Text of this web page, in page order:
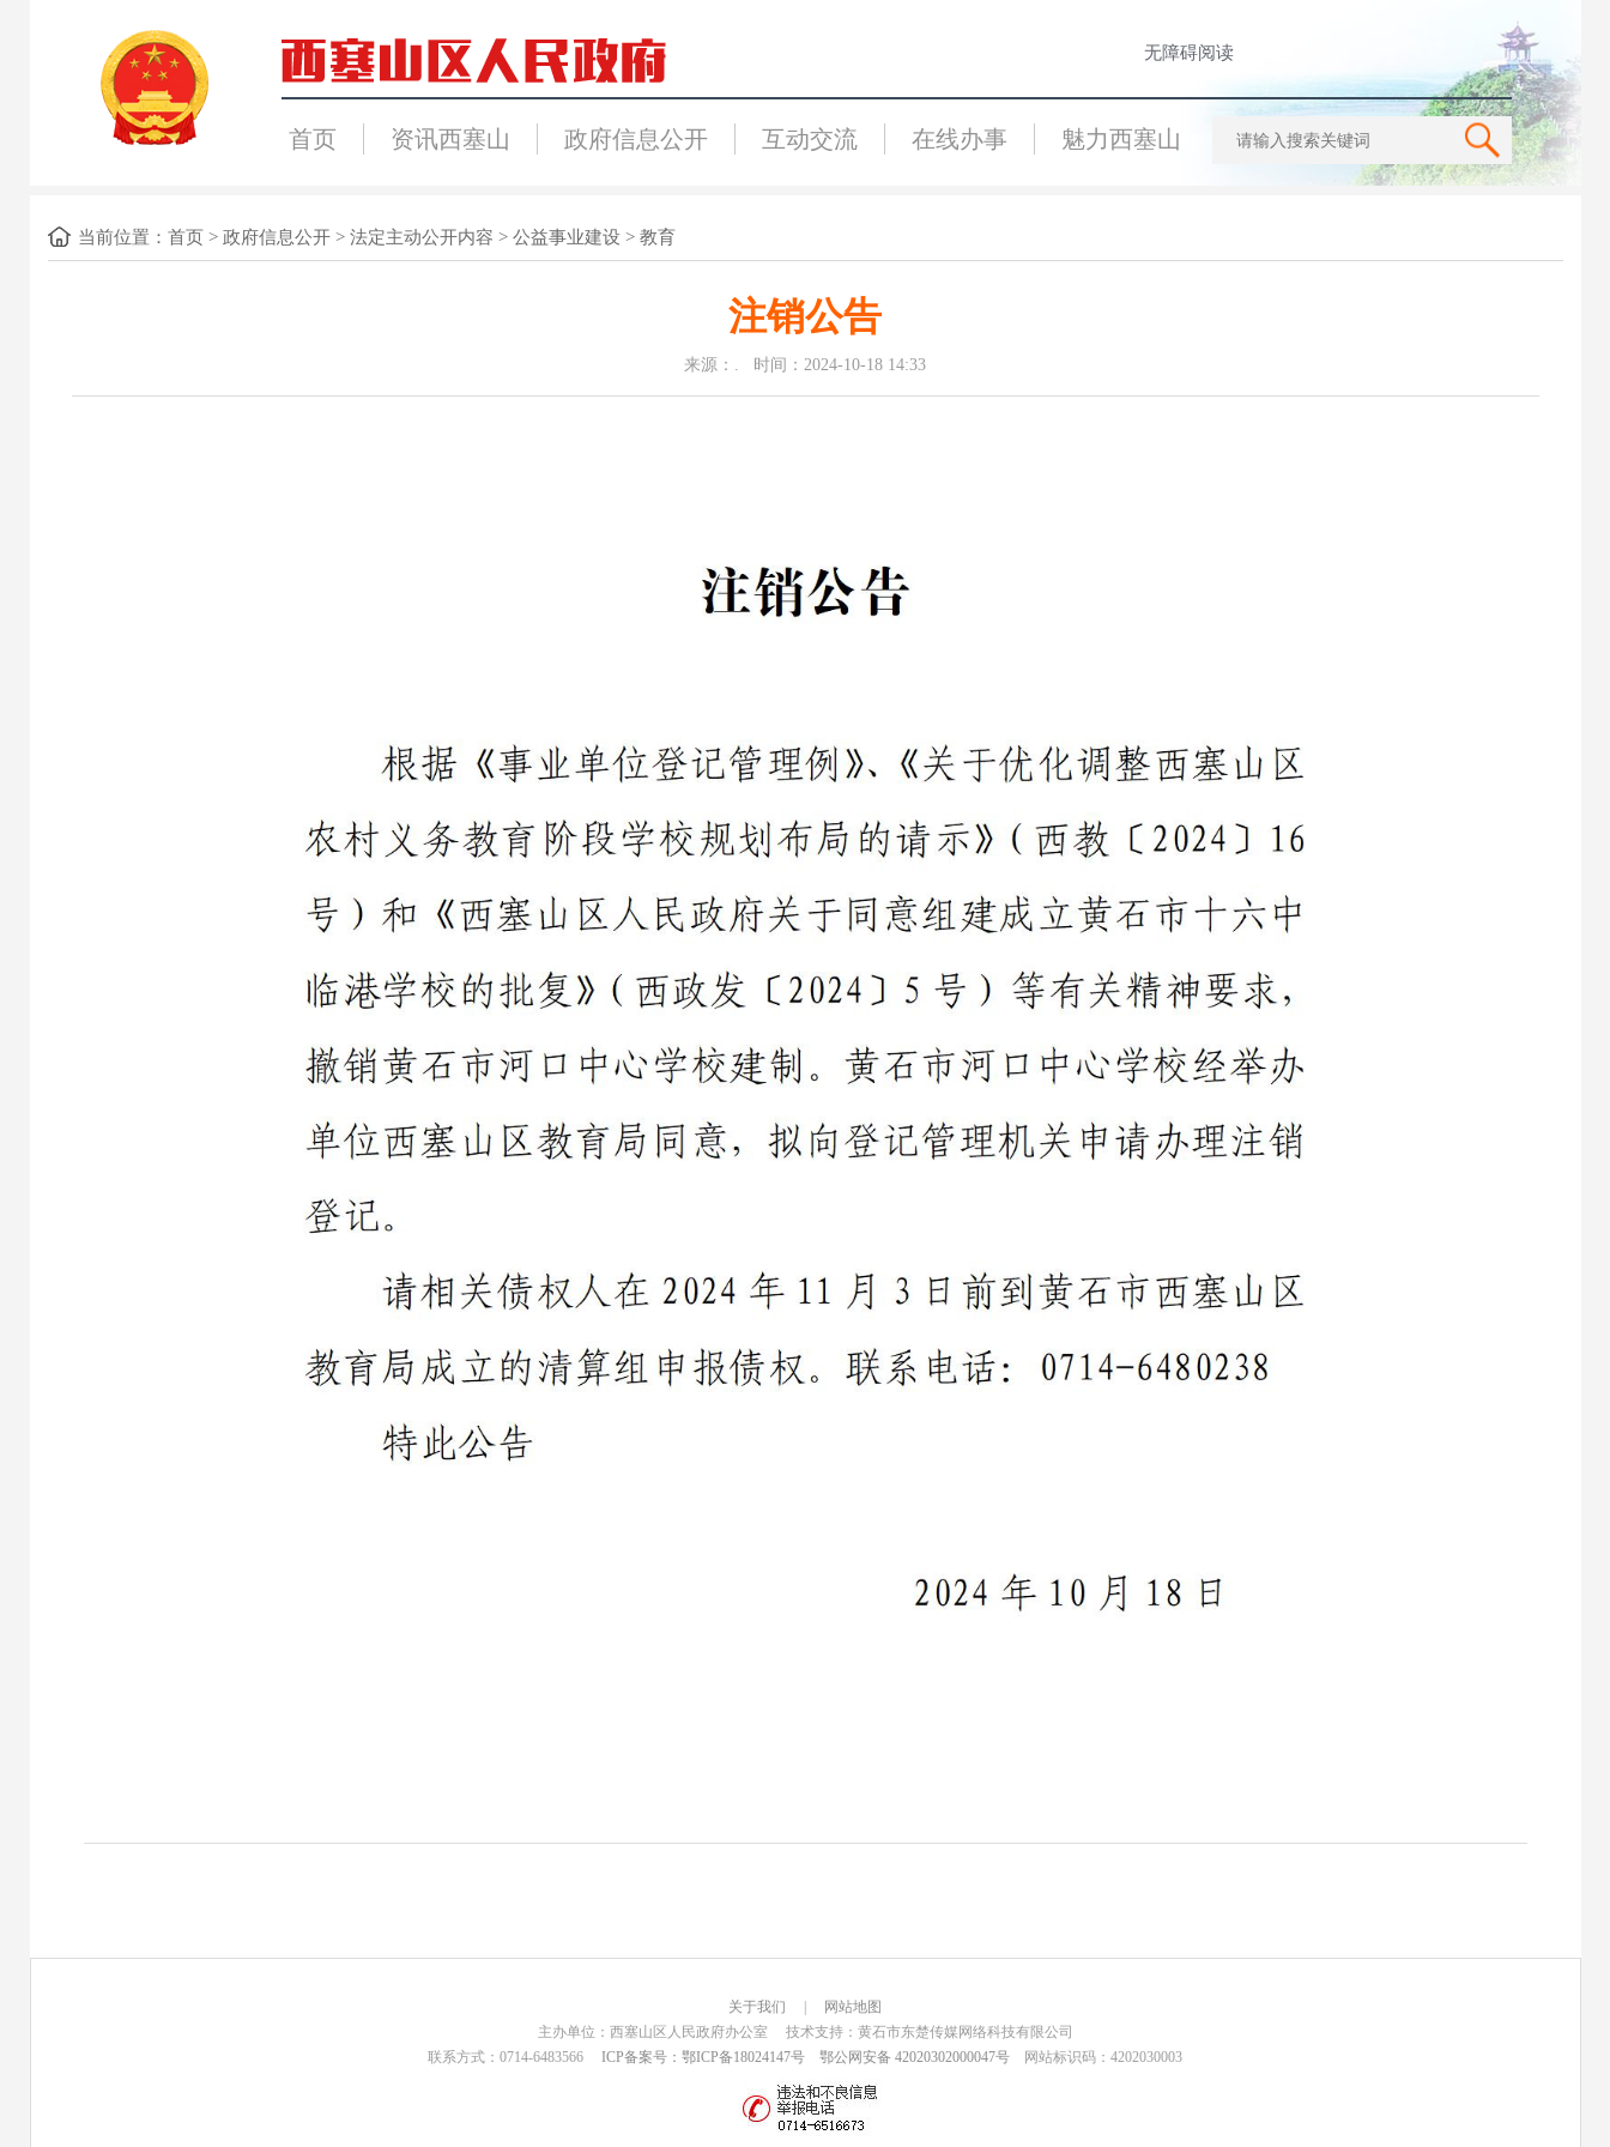
无障碍阅读
首页 资讯西塞山 政府信息公开 互动交流 在线办事 魅力西塞山
当前位置： 首页> 政府信息公开> 法定主动公开内容 > 公益事业建设 > 教育
注销公告
来源：. 时间：2024-10-18 14:33
关于我们 | 网站地图
主办单位：西塞山区人民政府办公室 技术支持：黄石市东楚传媒网络科技有限公司
联系方式：0714-6483566 ICP备案号：鄂ICP备18024147号 鄂公网安备 42020302000047号 网站标识码：4202030003